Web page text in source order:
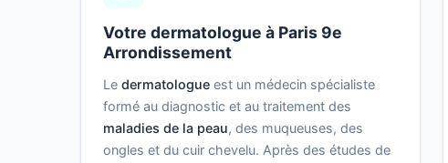
Votre dermatologue à Paris 9e
Arrondissement
Le dermatologue est un médecin spécialiste
formé au diagnostic et au traitement des
maladies de la peau, des muqueuses, des
ongles et du cuir chevelu. Après des études de